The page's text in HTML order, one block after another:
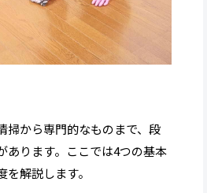
掃から専門的なものまで、段
あります。ここでは4つの基本
解説します。